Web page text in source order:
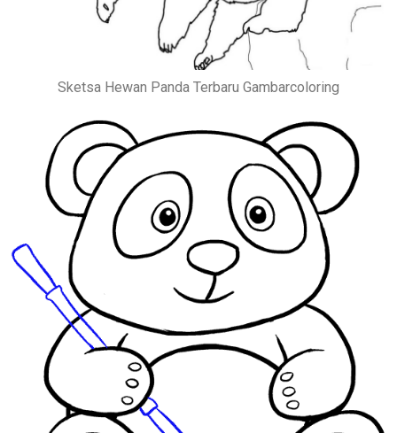
Sketsa Hewan Panda Terbaru Gambarcoloring